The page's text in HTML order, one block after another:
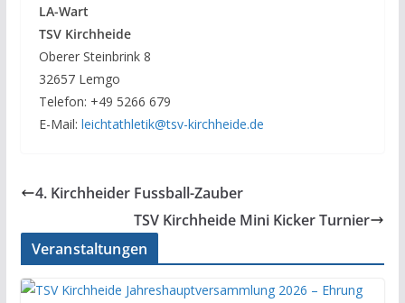
LA-Wart
TSV Kirchheide
Oberer Steinbrink 8
32657 Lemgo
Telefon: +49 5266 679
E-Mail: leichtathletik@tsv-kirchheide.de
4. Kirchheider Fussball-Zauber
TSV Kirchheide Mini Kicker Turnier
Veranstaltungen